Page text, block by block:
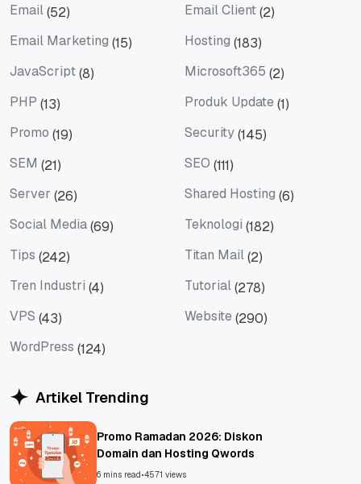
Email(52) Email Client(2)
Email Marketing (15) Hosting (183)
JavaScript(8) Microsoft365 (2)
PHP (13) Produk Update (1)
Promo (19) Security(145)
SEM (21) SEO (111)
Server (26) Shared Hosting (6)
Social Media(69) Teknologi (182)
Tips (242) Titan Mail(2)
Tren Industri (4) Tutorial(278)
VPS (43) Website (290)
WordPress (124)
Artikel Trending
Promo Ramadan 2026: Diskon
Domain dan Hosting Qwords
6 mins read•4571 views